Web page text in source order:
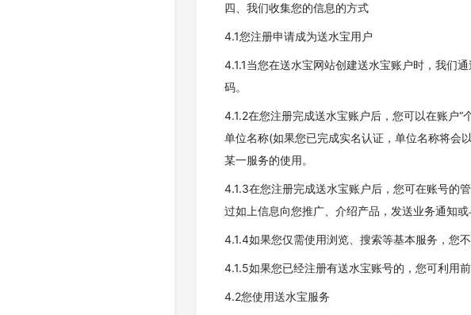
四、我们收集您的信息的方式
4.1您注册申请成为送水宝用户
4.1.1当您在送水宝网站创建送水宝账户时，我们
码。
4.1.2在您注册完成送水宝账户后，您可以在账户“
单位名称(如果您已完成实名认证，单位名称将会
某一服务的使用。
4.1.3在您注册完成送水宝账户后，您可在账号的
过如上信息向您推广、介绍产品，发送业务通知或
4.1.4如果您仅需使用浏览、搜索等基本服务，您
4.1.5如果您已经注册有送水宝账号的，您可利用
4.2您使用送水宝服务